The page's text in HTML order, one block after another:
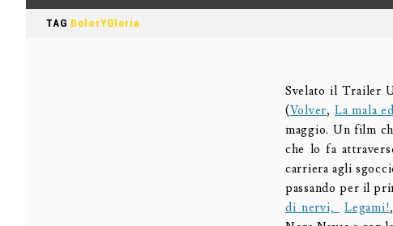
TAG DolorYGloria
Svelato il Trailer
(Volver, La mala
maggio. Un film
che lo fa
carriera agli
passando per il
di nervi,
Legami!,